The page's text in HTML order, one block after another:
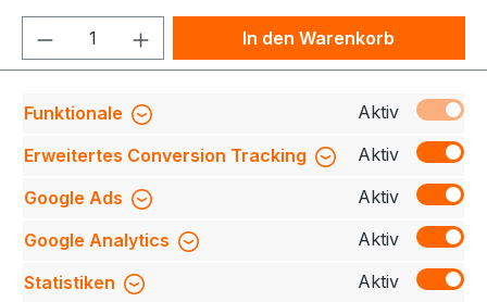
Produkt Anzahl: Gib denIn den Warenkorb
Produktnummer:
Beschreibung
hochwertiges Prima Sweatshirt für ultimativen
Komfort und Stil. Mit einer kräftigen Qualität und
unanger…Mehr
Funktionale
Aktiv
Erweitertes Conversion Tracking
Aktiv
Google Ads
Aktiv
Google Analytics
Aktiv
Statistiken
Aktiv